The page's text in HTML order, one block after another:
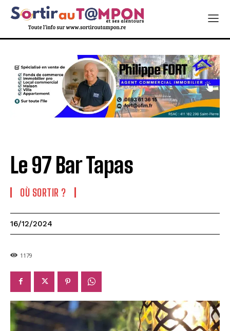
Le 97 Bar Tapas
OÙ SORTIR ?
16/12/2024
1179